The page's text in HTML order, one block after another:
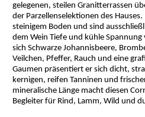
gelegenen, steilen Granitterrassen
der Parzellenselektionen des
steinigem Boden und sind
dem Wein Tiefe und kühle Spannung
sich Schwarze Johannisbeere,
Veilchen, Pfeffer, Rauch und eine
Gaumen präsentiert er sich dicht,
kernigen, reifen Tanninen und
mineralische Länge macht diesen
Begleiter für Rind, Lamm, Wild und